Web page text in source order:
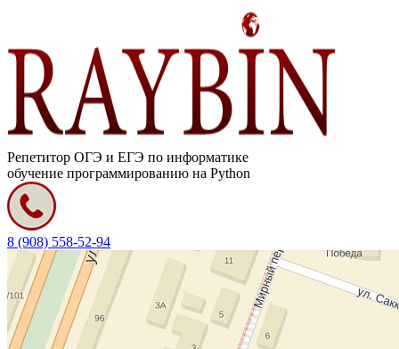
Репетитор ОГЭ и ЕГЭ по информатике
обучение программированию на Python
8 (908) 558-52-94